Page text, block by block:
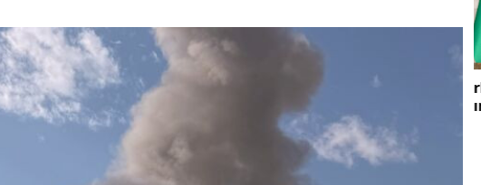
Ailə və uşaq
nəqliyyat
COP29
Media və QHT
Texnologiya
İnvestisiya
Komitəsi yaradılıb
Azərbaycanın Malayziyadakı səfiri geri
çağırılıb, yenisi təyin olunub